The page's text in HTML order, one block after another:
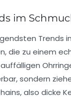
im
Trends
, die zu einem
sondern
also dicke